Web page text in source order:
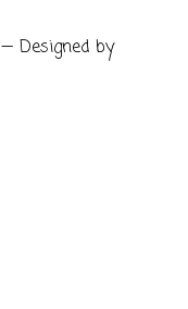
— Designed by